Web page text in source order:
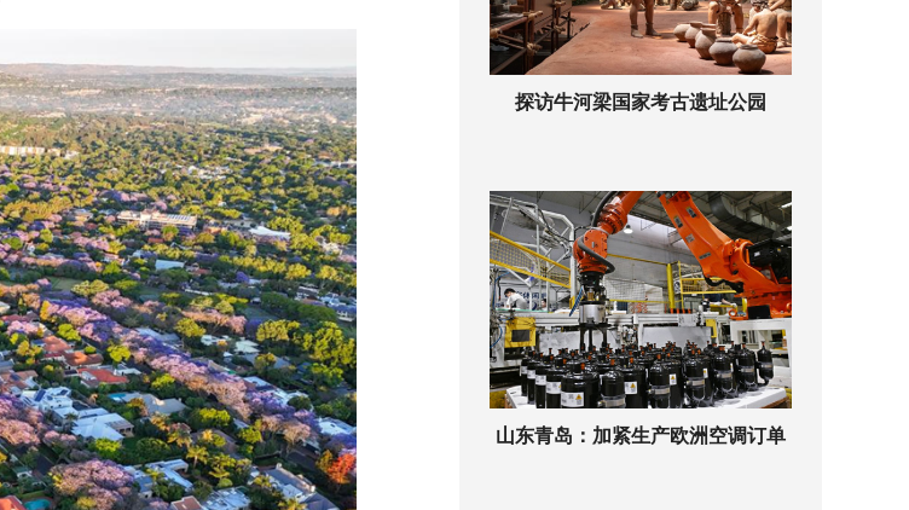
探访牛河梁国家考古遗址公园
山东青岛：加紧生产欧洲空调订单